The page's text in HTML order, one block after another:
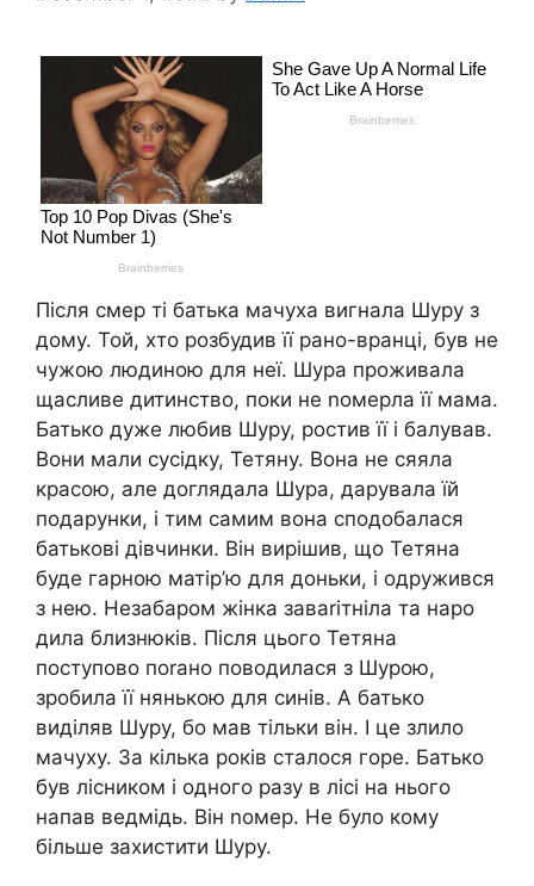
Після смер ті батька мачуха вигнала Шуру з
дому. Той, хто розбудив її рано-вранці, був не
чужою людиною для неї. Шура проживала
щасливе дитинство, поки не nомерла її мама.
Батько дуже любив Шуру, ростив її і балував.
Вони мали сусідку, Тетяну. Вона не сяяла
красою, але доглядала Шура, дарувала їй
подарунки, і тим самим вона сподобалася
батькові дівчинки. Він вирішив, що Тетяна
буде гарною матір’ю для доньки, і одружився
з нею. Незабаром жінка заваrітніла та наро
дила близнюків. Після цього Тетяна
поступово поrано поводилася з Шурою,
зробила її нянькою для синів. А батько
виділяв Шуру, бо мав тільки він. І це злило
мачуху. За кілька років сталося горе. Батько
був лісником і одного разу в лісі на нього
напав ведмідь. Він nомер. Не було кому
більше захистити Шуру.